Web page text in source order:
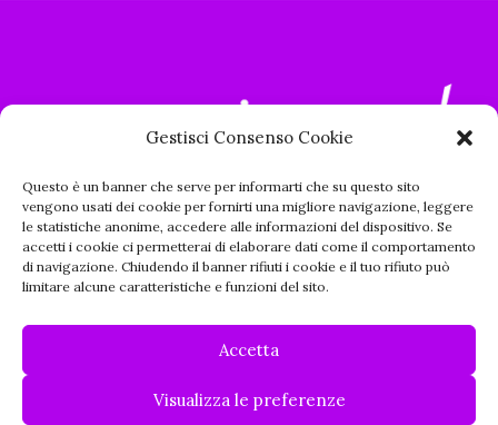
Gestisci Consenso Cookie
Questo è un banner che serve per informarti che su questo sito
vengono usati dei cookie per fornirti una migliore navigazione, leggere
le statistiche anonime, accedere alle informazioni del dispositivo. Se
accetti i cookie ci permetterai di elaborare dati come il comportamento
di navigazione. Chiudendo il banner rifiuti i cookie e il tuo rifiuto può
limitare alcune caratteristiche e funzioni del sito.
Accetta
Visualizza le preferenze
© 2023 Emozionando.it, All Rights Reserved |Informativa Privacy